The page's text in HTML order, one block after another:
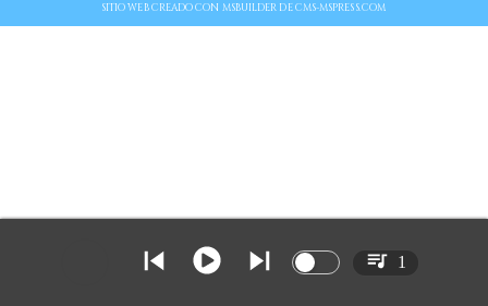
SITIO WEB CREADO CON MSBUILDER DE CMS-MSPRESS.COM
1